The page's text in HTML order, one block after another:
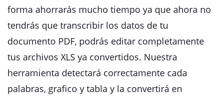
forma ahorrarás mucho tiempo ya que ahora no
tendrás que transcribir los datos de tu
documento PDF, podrás editar completamente
tus archivos XLS ya convertidos. Nuestra
herramienta detectará correctamente cada
palabras, grafico y tabla y la convertirá en